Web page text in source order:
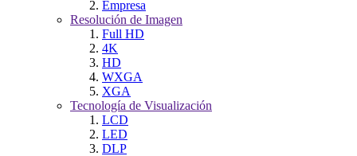
Empresa
Resolución de Imagen
Full HD
4K
HD
WXGA
XGA
Tecnología de Visualización
LCD
LED
DLP